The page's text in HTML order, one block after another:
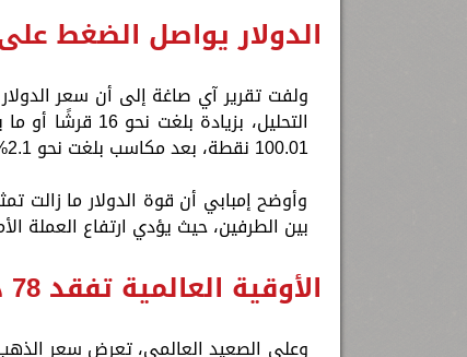
الدولار يواصل الضغط
100.01 نقطة، بعد مكاسب بلغت نحو 2.1% خلال الشهر الماضي، مدعومًا بقوة بيانات الاقتصاد الأمريكي.
وأوضح إمبابي أن قوة الدولار ما زالت
بين الطرفين، حيث يؤدي ارتفاع العملة
الأوقية العالمية تفقد 78 دولارًا